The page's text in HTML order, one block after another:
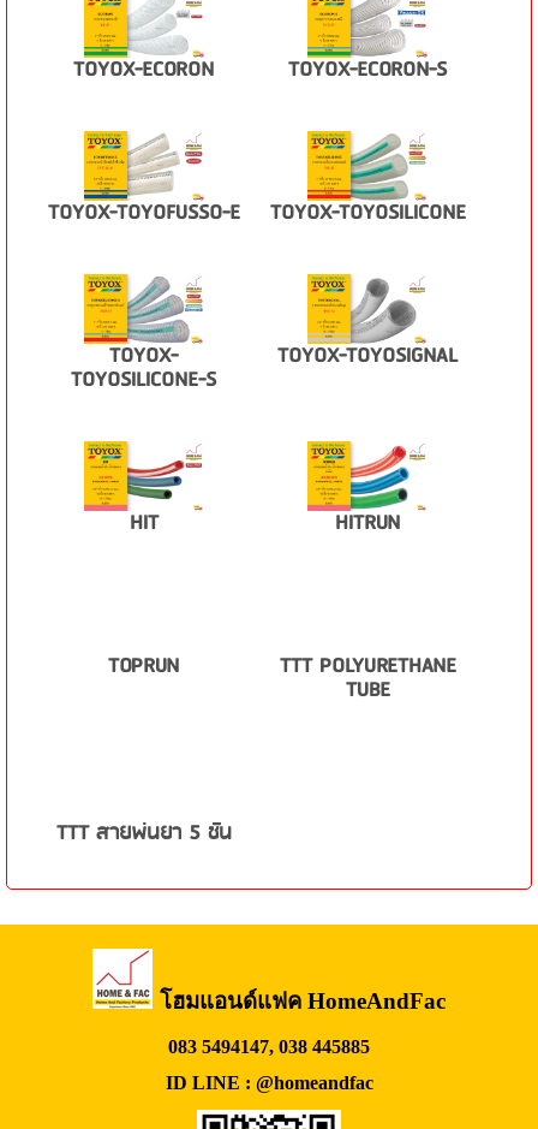
TOYOX-ECORON TOYOX-ECORON-S
TOYOX-TOYOFUSSO-E TOYOX-TOYOSILICONE
TOYOX-
TOYOSILICONE-S
TOYOX-TOYOSIGNAL
HIT HITRUN
TOPRUN TTT POLYURETHANE
TUBE
TTT สายพ่นยา 5 ชั้น
โฮมแอนด์แฟค HomeAndFac
083 5494147, 038 445885
ID LINE : @homeandfac